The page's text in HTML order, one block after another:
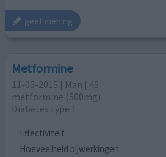
geef mening
Metformine
11-05-2015 | Man | 45
metformine (500mg)
Diabetes type 1
Effectiviteit
Hoeveelheid bijwerkingen